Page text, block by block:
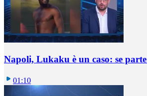
Napoli, Lukaku è un caso: se
01:10